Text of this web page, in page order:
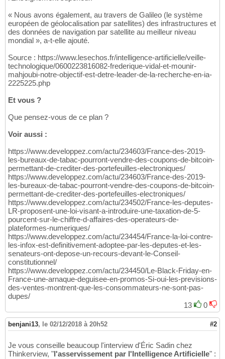
« Nous avons également, au travers de Galileo (le système
européen de géolocalisation par satellites) des infrastructures et
des données de navigation par satellite au meilleur niveau
mondial », a-t-elle ajouté.
Source : https://www.lesechos.fr/intelligence-artificielle/veille-
technologique/0600223816082-frederique-vidal-et-mounir-
mahjoubi-notre-objectif-est-detre-leader-de-la-recherche-en-ia-
2225225.php
Et vous ?
Que pensez-vous de ce plan ?
Voir aussi :
https://www.developpez.com/actu/234603/France-des-2019-
les-bureaux-de-tabac-pourront-vendre-des-coupons-de-bitcoin-
permettant-de-crediter-des-portefeuilles-electroniques/
https://www.developpez.com/actu/234603/France-des-2019-
les-bureaux-de-tabac-pourront-vendre-des-coupons-de-bitcoin-
permettant-de-crediter-des-portefeuilles-electroniques/
https://www.developpez.com/actu/234502/France-les-deputes-
LR-proposent-une-loi-visant-a-introduire-une-taxation-de-5-
pourcent-sur-le-chiffre-d-affaires-des-operateurs-de-
plateformes-numeriques/
https://www.developpez.com/actu/234454/France-la-loi-contre-
les-infox-est-definitivement-adoptee-par-les-deputes-et-les-
senateurs-ont-depose-un-recours-devant-le-Conseil-
constitutionnel/
https://www.developpez.com/actu/234450/Le-Black-Friday-en-
France-une-arnaque-deguisee-en-promos-Si-oui-les-previsions-
des-ventes-montrent-que-les-consommateurs-ne-sont-pas-
dupes/
13
0
benjani13, le 02/12/2018 à 20h52 #2
Je vous conseille beaucoup l'interview d'Éric Sadin chez
Thinkerview, "l'asservissement par l'Intelligence Artificielle" :